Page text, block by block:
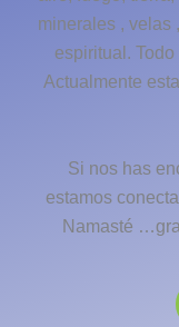
minerales , velas
espiritual.
Actualmente
Si nos has
estamos
Namasté